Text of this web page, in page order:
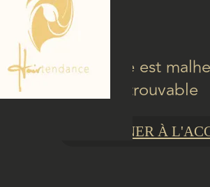
La page désirée est
introuvable
RETOURNER À